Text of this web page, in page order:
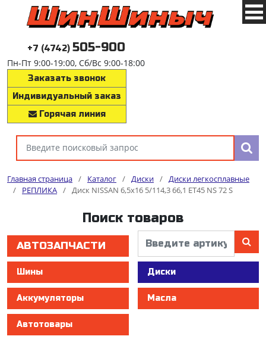
+7 (4742) 505-900
Пн-Пт 9:00-19:00, Сб/Вс 9:00-18:00
Заказать звонок
Индивидуальный заказ
Горячая линия
Главная страница / Каталог / Диски / Диски легкосплавные
/
РЕПЛИКА / Диск NISSAN 6,5x16 5/114,3 66,1 ET45 NS 72 S
Поиск товаров
АВТОЗАПЧАСТИ
Шины Диски
Аккумуляторы Масла
Автотовары